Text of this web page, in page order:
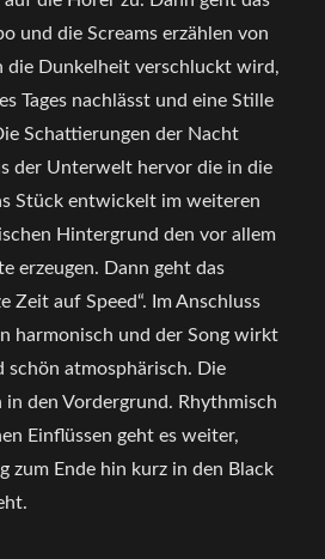
und die Screams erzählen von
die Dunkelheit verschluckt wird,
Tages nachlässt und eine Stille
Schattierungen der Nacht
der Unterwelt hervor die in die
Stück entwickelt im weiteren
Hintergrund den vor allem
erzeugen. Dann geht das
Zeit auf Speed“. Im Anschluss
harmonisch und der Song wirkt
schön atmosphärisch. Die
in den Vordergrund. Rhythmisch
Einflüssen geht es weiter,
zum Ende hin kurz in den Black